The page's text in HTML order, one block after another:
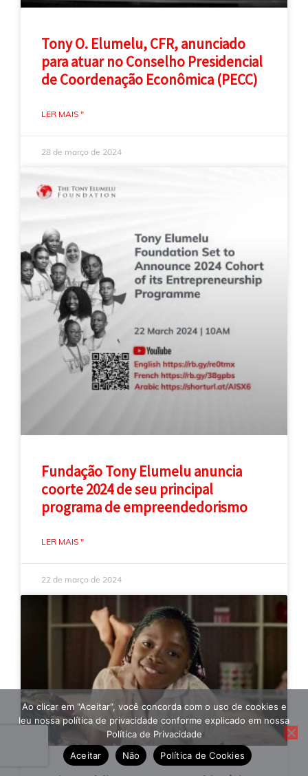
Tony O. Elumelu, CFR, anunciado
para atuar no Conselho Presidencial
de Coordenação Econômica (PECC)
LER MAIS "
28 de março de 2024
Fundação Tony Elumelu anuncia
coorte 2024 de seu principal
programa de empreendedorismo
LER MAIS "
22 de março de 2024
Ao clicar em "Aceitar", você concorda com o uso de cookies e
leu nossa política de privacidade conforme explicado em nossa
Política de Privacidade
Aceitar
Não Política de Cookies